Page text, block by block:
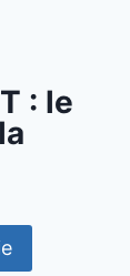
: le